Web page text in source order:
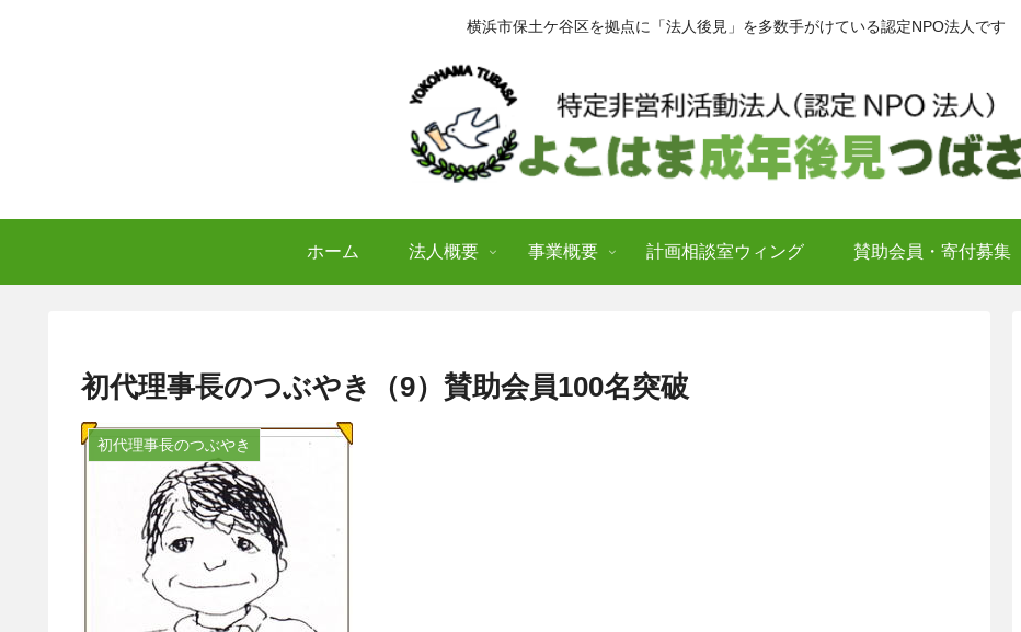
横浜市保土ケ谷区を拠点に「法人後見」を多数手がけている認定NPO法人です
ホーム 法人概要 事業概要 計画相談室ウィング 賛助会員・寄付募集
初代理事長のつぶやき（9）賛助会員100名突破
初代理事長のつぶやき